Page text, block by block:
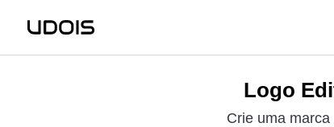
Logo
Crie uma